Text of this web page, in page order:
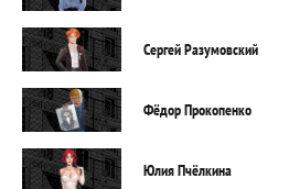
Сергей Разумовский
Фёдор Прокопенко
Юлия Пчёлкина